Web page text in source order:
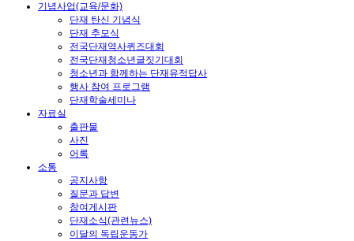
기념사업(교육/문화)
단재 탄신 기념식
단재 추모식
전국단재역사퀴즈대회
전국단재청소년글짓기대회
청소년과 함께하는 단재유적답사
행사 참여 프로그램
단재학술세미나
자료실
출판물
사진
어록
소통
공지사항
질문과 답변
참여게시판
단재소식(관련뉴스)
이달의 독립운동가